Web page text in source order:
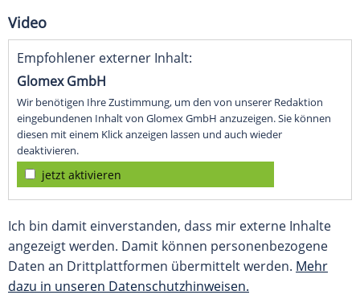
Video
Empfohlener externer Inhalt:
Glomex GmbH
Wir benötigen Ihre Zustimmung, um den von unserer Redaktion
eingebundenen Inhalt von Glomex GmbH anzuzeigen. Sie können
diesen mit einem Klick anzeigen lassen und auch wieder
deaktivieren.
jetzt aktivieren
Ich bin damit einverstanden, dass mir externe Inhalte
angezeigt werden. Damit können personenbezogene
Daten an Drittplattformen übermittelt werden. Mehr
dazu in unseren Datenschutzhinweisen.